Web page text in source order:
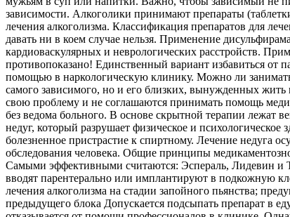
зависимости. Алкоголики принимают препараты
лечения алкоголизма. Классификация препаратов для
давать ни в коем случае нельзя. Применение
кардиоваскулярных и неврологических расстройств.
противопоказано! Единственный вариант избавиться от
помощью в наркологическую клинику. Можно ли
самого зависимого, но и его близких, вынужденных
свою проблему и не соглашаются принимать помощь
без ведома больного. В основе скрытной терапии лежат
недуг, который разрушает физическое и
болезненное пристрастие к спиртному. Лечение недуга
обследования человека. Общие принципы
Самыми эффективными считаются: Эспераль, Лидевин и
вводят парентерально или имплантируют в подкожную
лечения алкоголизма на стадии запойного пьянства;
предыдущего блока Допускается подсыпать препарат в